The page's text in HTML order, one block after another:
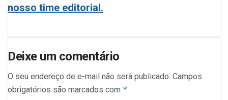
nosso time editorial.
Deixe um comentário
O seu endereço de e-mail não será publicado. Campos
obrigatórios são marcados com *